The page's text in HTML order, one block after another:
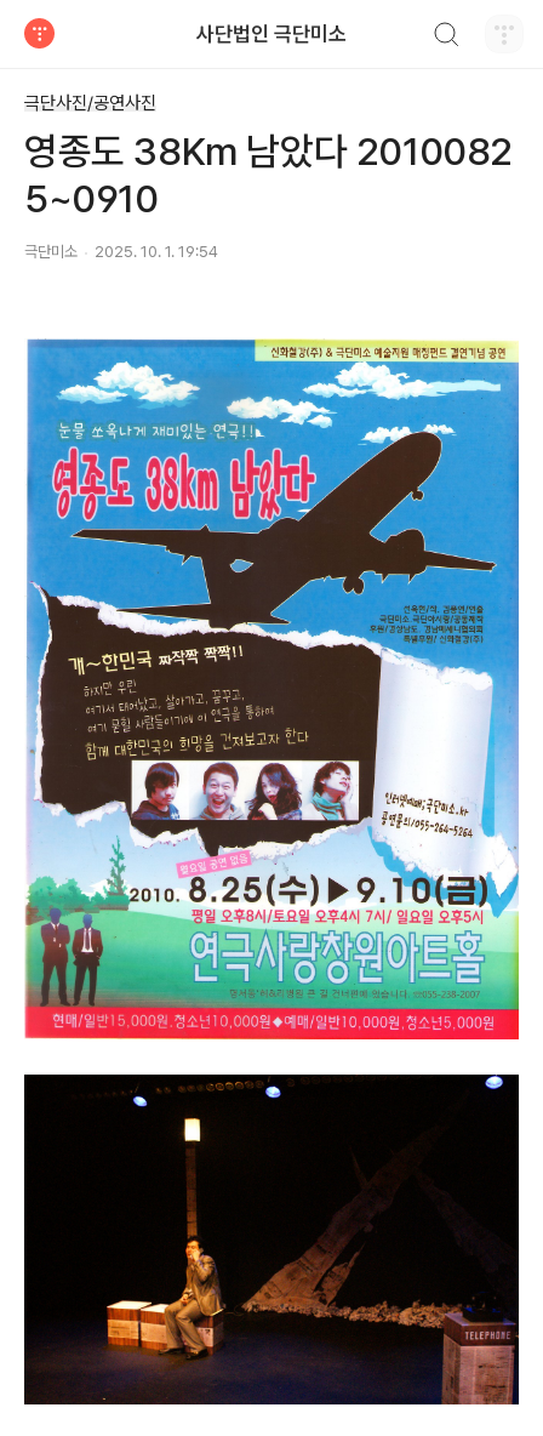
사단법인 극단미소
극단사진/공연사진
영종도 38Km 남았다 2010082
5~0910
극단미소 2025. 10. 1. 19:54